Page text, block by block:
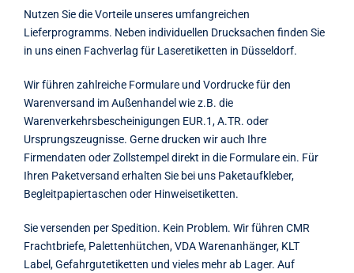
Nutzen Sie die Vorteile unseres umfangreichen
Lieferprogramms. Neben individuellen Drucksachen finden Sie
in uns einen Fachverlag für Laseretiketten in Düsseldorf.
Wir führen zahlreiche Formulare und Vordrucke für den
Warenversand im Außenhandel wie z.B. die
Warenverkehrsbescheinigungen EUR.1, A.TR. oder
Ursprungszeugnisse. Gerne drucken wir auch Ihre
Firmendaten oder Zollstempel direkt in die Formulare ein. Für
Ihren Paketversand erhalten Sie bei uns Paketaufkleber,
Begleitpapiertaschen oder Hinweisetiketten.
Sie versenden per Spedition. Kein Problem. Wir führen CMR
Frachtbriefe, Palettenhütchen, VDA Warenanhänger, KLT
Label, Gefahrgutetiketten und vieles mehr ab Lager. Auf